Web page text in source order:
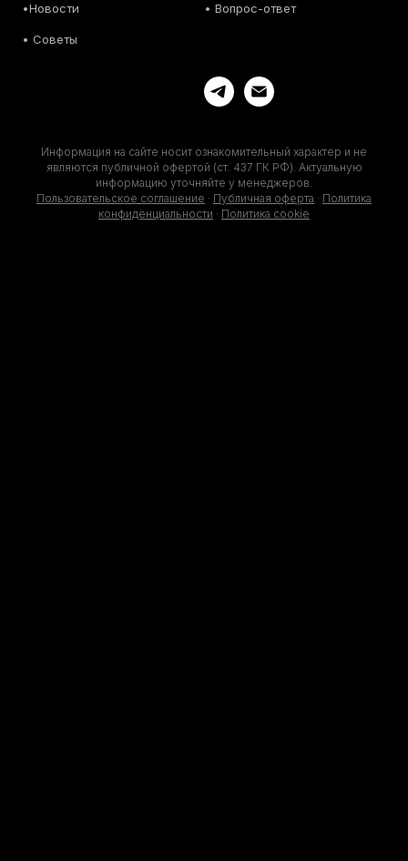
•Новости
• Советы
• Вопрос-ответ
Информация на сайте носит ознакомительный характер и не
являются публичной офертой (ст. 437 ГК РФ). Актуальную
информацию уточняйте у менеджеров.
Пользовательское соглашение · Публичная оферта · Политика
конфиденциальности · Политика cookie